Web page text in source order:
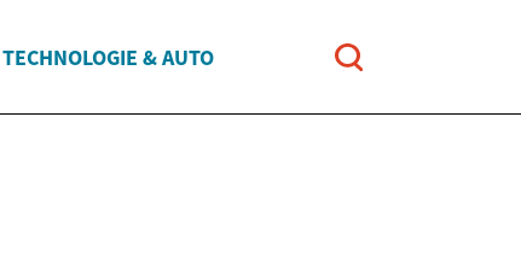
TECHNOLOGIE & AUTO